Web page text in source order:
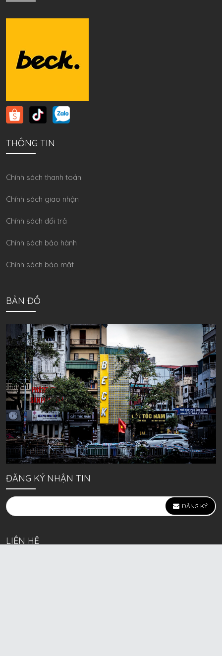
THÔNG TIN
Chính sách thanh toán
Chính sách giao nhận
Chính sách đổi trả
Chính sách bảo hành
Chính sách bảo mật
BẢN ĐỒ
ĐĂNG KÝ NHẬN TIN
ĐĂNG KÝ
LIÊN HỆ